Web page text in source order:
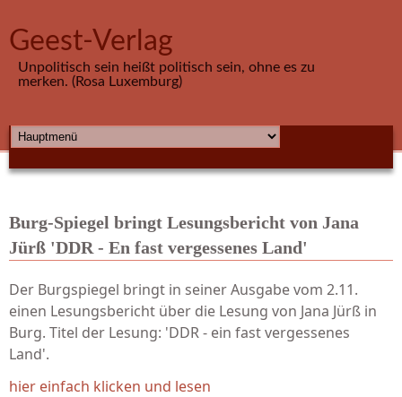
Geest-Verlag
Unpolitisch sein heißt politisch sein, ohne es zu
merken. (Rosa Luxemburg)
HAUPTMENÜ
Burg-Spiegel bringt Lesungsbericht von Jana
Jürß 'DDR - En fast vergessenes Land'
Der Burgspiegel bringt in seiner Ausgabe vom 2.11.
einen Lesungsbericht über die Lesung von Jana Jürß in
Burg. Titel der Lesung: 'DDR - ein fast vergessenes
Land'.
hier einfach klicken und lesen